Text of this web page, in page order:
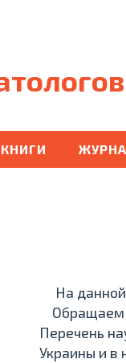
КНИГИ
На данной
Обращаем
Перечень
Украины и в